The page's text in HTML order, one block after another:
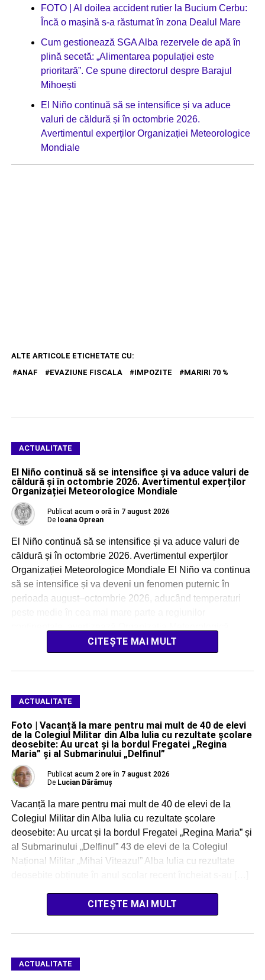
FOTO | Al doilea accident rutier la Bucium Cerbu:
Încă o mașină s-a răsturnat în zona Dealul Mare
Cum gestionează SGA Alba rezervele de apă în
plină secetă: „Alimentarea populației este
prioritară”. Ce spune directorul despre Barajul
Mihoești
El Niño continuă să se intensifice și va aduce
valuri de căldură și în octombrie 2026.
Avertimentul experților Organizației Meteorologice
Mondiale
ALTE ARTICOLE ETICHETATE CU:
ANAF
EVAZIUNE FISCALA IMPOZITE MARIRI 70 %
ACTUALITATE
El Niño continuă să se intensifice și va aduce valuri de
căldură și în octombrie 2026. Avertimentul experților
Organizației Meteorologice Mondiale
Publicat acum o oră în 7 august 2026
De Ioana Oprean
El Niño continuă să se intensifice și va aduce valuri de
căldură și în octombrie 2026. Avertimentul experților
Organizației Meteorologice Mondiale El Niño va continua
să se intensifice și va deveni un fenomen puternic în
perioada august–octombrie 2026, aducând temperaturi
Mondială (OMM). […]CITEȘTE MAI MULT
ACTUALITATE
Foto | Vacanță la mare pentru mai mult de 40 de elevi
de la Colegiul Militar din Alba Iulia cu rezultate școlare
deosebite: Au urcat și la bordul Fregatei „Regina
Maria” și al Submarinului „Delfinul”
Publicat acum 2 ore în 7 august 2026
De Lucian Dărămuș
Vacanță la mare pentru mai mult de 40 de elevi de la
Colegiul Militar din Alba Iulia cu rezultate școlare
deosebite: Au urcat și la bordul Fregatei „Regina Maria” și
al Submarinului „Delfinul” 43 de elevi de la Colegiul
Național Militar „Mihai Viteazul” Alba Iulia cu rezultate
CITEȘTE MAI MULT
ACTUALITATE